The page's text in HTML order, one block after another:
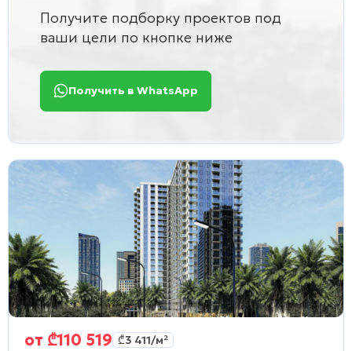
Получите подборку проектов под
ваши цели по кнопке ниже
Получить в WhatsApp
от ₾110 519 ₾3 411/м²